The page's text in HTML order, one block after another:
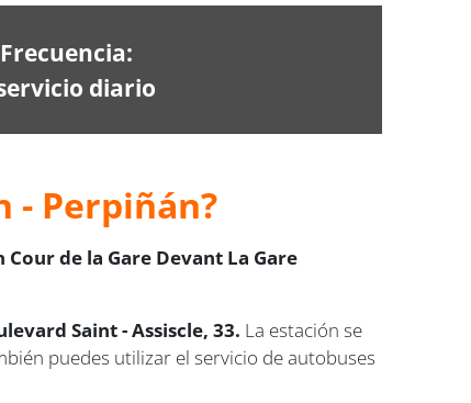
Frecuencia:
diario
- Perpiñán?
de la Gare Devant La Gare
Saint - Assiscle, 33. La estación se
puedes utilizar el servicio de autobuses